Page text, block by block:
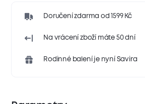
Doručení zdarma od 1599 Kč
Na vrácení zboží máte 50 dní
Rodinné balení je nyní Savira